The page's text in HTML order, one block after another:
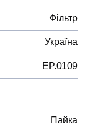
Фільтр
Україна
EP.0109
Пайка